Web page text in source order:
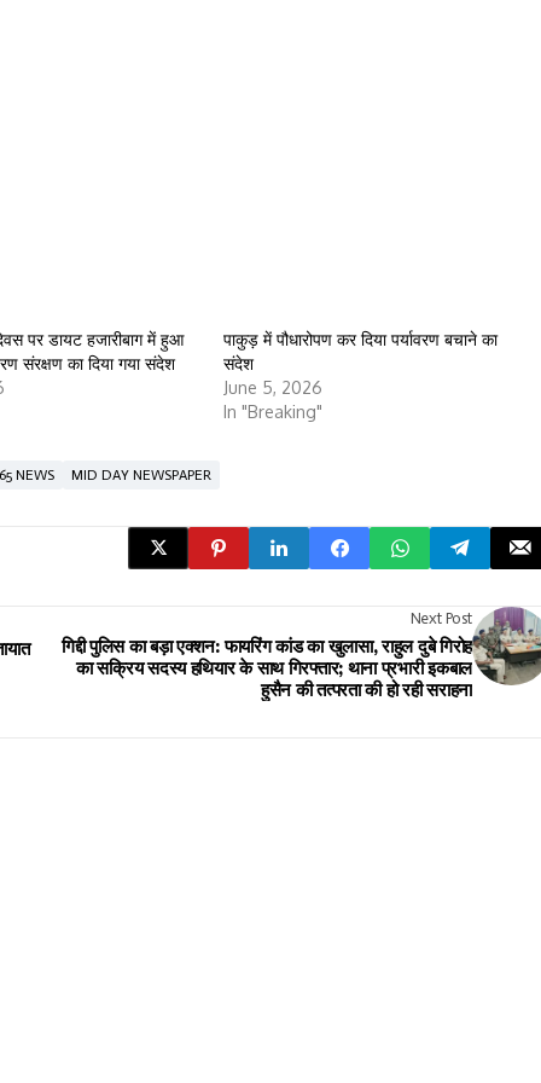
पर डायट हजारीबाग में हुआ
संरक्षण का दिया गया संदेश
पाकुड़ में पौधारोपण कर दिया पर्यावरण बचाने का
संदेश
June 5, 2026
In "Breaking"
NEWS MID DAY NEWSPAPER
Next Post
गिद्दी पुलिस का बड़ा एक्शन: फायरिंग कांड का खुलासा, राहुल दुबे गिरोह
का सक्रिय सदस्य हथियार के साथ गिरफ्तार; थाना प्रभारी इकबाल
हुसैन की तत्परता की हो रही सराहना